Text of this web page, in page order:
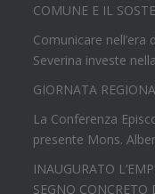
COMUNE E IL
Comunicare
Severina investe
GIORNATA
La Conferenza
presente Mons.
INAUGURATO
SEGNO